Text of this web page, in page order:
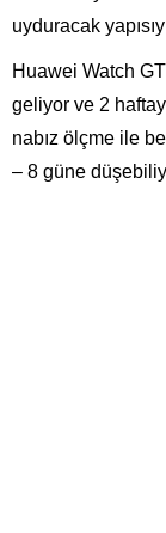
uyduracak
Huawei Watch
geliyor ve 2
nabız ölçme ile
– 8 güne